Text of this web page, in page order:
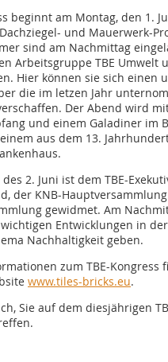
beginnt am Montag, den 1.
und Mauerwerk-
sind am Nachmittag
Arbeitsgruppe TBE Umwelt
Hier können sie sich einen
die im letzen Jahr
Der Abend wird
und einem Galadiner im
aus dem 13.
2. Juni ist dem TBE-
der KNB-
gewidmet. Am
Entwicklungen in
Nachhaltigkeit geben.
zum TBE-Kongress
www.tiles-bricks.eu.
Sie auf dem diesjährigen